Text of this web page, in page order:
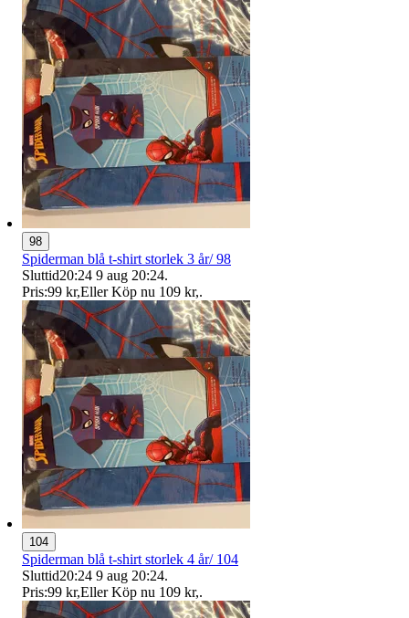
98
Spiderman blå t-shirt storlek 3 år/ 98
Sluttid20:24 9 aug 20:24.
Pris:99 kr,Eller Köp nu 109 kr,.
104
Spiderman blå t-shirt storlek 4 år/ 104
Sluttid20:24 9 aug 20:24.
Pris:99 kr,Eller Köp nu 109 kr,.